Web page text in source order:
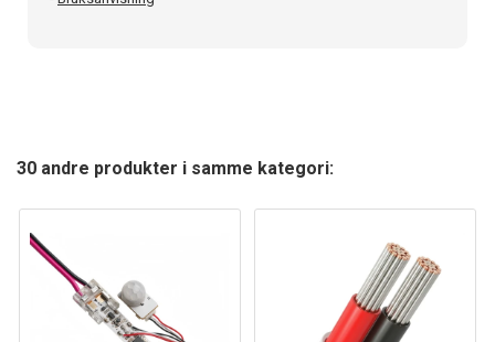
30 andre produkter i samme kategori: